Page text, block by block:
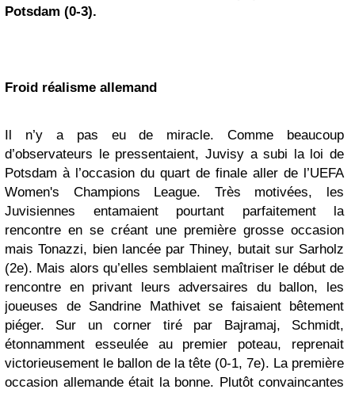
Potsdam (0-3).
Froid réalisme allemand
Il n’y a pas eu de miracle. Comme beaucoup
d’observateurs le pressentaient, Juvisy a subi la loi de
Potsdam à l’occasion du quart de finale aller de l’UEFA
Women's Champions League. Très motivées, les
Juvisiennes entamaient pourtant parfaitement la
rencontre en se créant une première grosse occasion
mais Tonazzi, bien lancée par Thiney, butait sur Sarholz
(2e). Mais alors qu’elles semblaient maîtriser le début de
rencontre en privant leurs adversaires du ballon, les
joueuses de Sandrine Mathivet se faisaient bêtement
piéger. Sur un corner tiré par Bajramaj, Schmidt,
étonnamment esseulée au premier poteau, reprenait
victorieusement le ballon de la tête (0-1, 7e). La première
occasion allemande était la bonne. Plutôt convaincantes